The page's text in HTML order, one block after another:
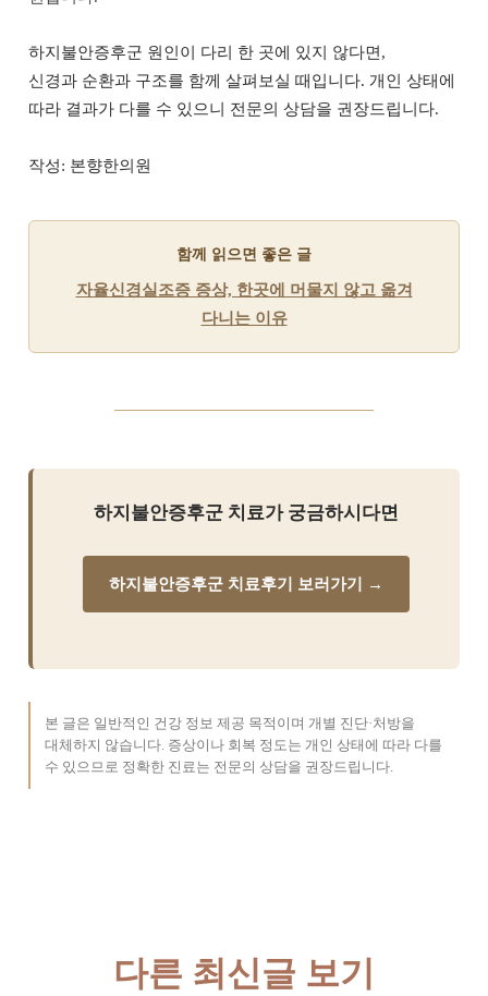
하지불안증후군 원인이 다리 한 곳에 있지 않다면,
신경과 순환과 구조를 함께 살펴보실 때입니다. 개인 상태에
따라 결과가 다를 수 있으니 전문의 상담을 권장드립니다.
작성: 본향한의원
함께 읽으면 좋은 글
자율신경실조증 증상, 한곳에 머물지 않고 옮겨
다니는 이유
하지불안증후군 치료가 궁금하시다면
하지불안증후군 치료후기 보러가기 →
본 글은 일반적인 건강 정보 제공 목적이며 개별 진단·처방을
대체하지 않습니다. 증상이나 회복 정도는 개인 상태에 따라 다를
수 있으므로 정확한 진료는 전문의 상담을 권장드립니다.
다른 최신글 보기